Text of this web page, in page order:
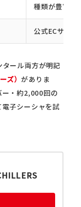
種類が豊富・
公式ECサイ
ール両方が明記
ズ）がありま
ー・約2,000回の
子シーシャを試